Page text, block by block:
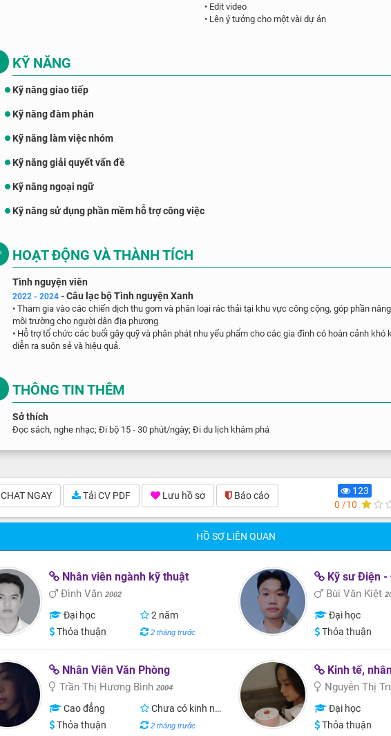
• Edit video
• Lên ý tưởng cho một vài dự án
KỸ NĂNG
Kỹ năng giao tiếp
Kỹ năng đàm phán
Kỹ năng làm việc nhóm
Kỹ năng giải quyết vấn đề
Kỹ năng ngoại ngữ
Kỹ năng sử dụng phần mềm hỗ trợ công việc
HOẠT ĐỘNG VÀ THÀNH TÍCH
Tình nguyện viên
2022 - 2024 - Câu lạc bộ Tình nguyện Xanh
• Tham gia vào các chiến dịch thu gom và phân loại rác thải tại khu vực công cộng, góp phần
môi trường cho người dân địa phương
• Hỗ trợ tổ chức các buổi gây quỹ và phân phát nhu yếu phẩm cho các gia đình có hoàn cảnh khó
diễn ra suôn sẻ và hiệu quả.
THÔNG TIN THÊM
Sở thích
Đọc sách, nghe nhạc; Đi bộ 15 - 30 phút/ngày; Đi du lịch khám phá
CHAT NGAY Tải CV PDF Lưu hồ sơ Báo cáo
123
0 /10
HỒ SƠ LIÊN QUAN
Nhân viên ngành kỹ thuật
Đình Văn 2002
Đại học
2 năm
Thỏa thuận
2 tháng trước
Kỹ sư Điện
Bùi Văn Kiệt
Đại học
Thỏa thuận
Nhân Viên Văn Phòng
Trần Thị Hương Bình 2004
Cao đẳng
Chưa có kinh nghiệm
Thỏa thuận
2 tháng trước
Kinh tế,
Nguyễn Thị
Đại học
Thỏa thuận